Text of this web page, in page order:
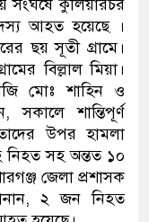
কুলিয়ারচর
আহত হয়েছে ।
ছয় সূতী গ্রামে।
বিল্লাল মিয়া।
মোঃ শাহিন ও
সকালে শান্তিপূর্ণ
উপর হামলা
নিহত সহ অন্তত ১০
জেলা প্রশাসক
২ জন নিহত